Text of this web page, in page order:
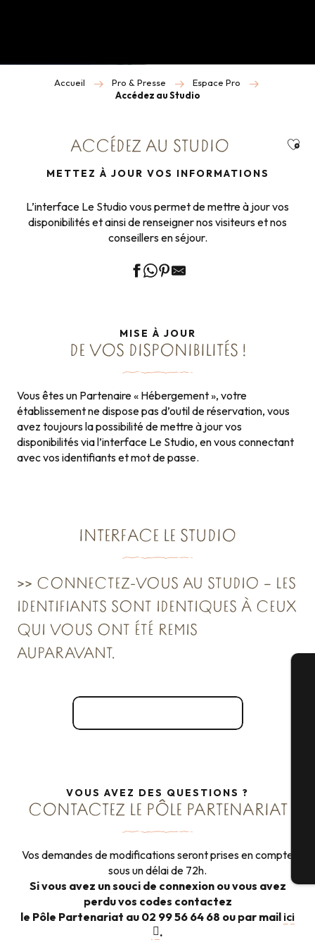
Accueil Pro & Presse
Espace Pro
Accédez au Studio
ACCÉDEZ AU STUDIO
METTEZ À JOUR VOS INFORMATIONS
L’interface Le Studio vous permet de mettre à jour vos
disponibilités et ainsi de renseigner nos visiteurs et nos
conseillers en séjour.
MISE À JOUR
DE VOS DISPONIBILITÉS !
Vous êtes un Partenaire « Hébergement », votre
établissement ne dispose pas d’outil de réservation, vous
avez toujours la possibilité de mettre à jour vos
disponibilités via l’interface Le Studio, en vous connectant
avec vos identifiants et mot de passe.
INTERFACE LE STUDIO
>> CONNECTEZ-VOUS AU STUDIO – LES
IDENTIFIANTS SONT IDENTIQUES À CEUX
QUI VOUS ONT ÉTÉ REMIS
AUPARAVANT.
VOUS AVEZ DES QUESTIONS ?
CONTACTEZ LE PÔLE PARTENARIAT
Vos demandes de modifications seront prises en compte
sous un délai de 72h.
Si vous avez un souci de connexion ou vous avez
perdu vos codes contactez
le Pôle Partenariat au 02 99 56 64 68 ou par mail ici
.